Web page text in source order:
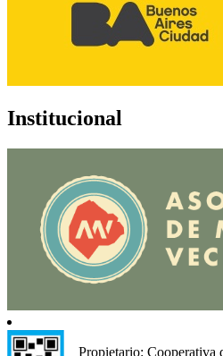
Institucional
Propietario: Cooperativa